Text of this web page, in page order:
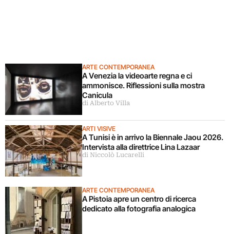
ARTE CONTEMPORANEA
A Venezia la videoarte regna e ci
ammonisce. Riflessioni sulla mostra
Canicula
di Alberto Villa
ARTI VISIVE
A Tunisi è in arrivo la Biennale Jaou 2026.
Intervista alla direttrice Lina Lazaar
di Niccolò Lucarelli
ARTE CONTEMPORANEA
A Pistoia apre un centro di ricerca
dedicato alla fotografia analogica